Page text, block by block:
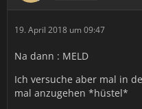
19. April 2018 um 09:47
Na dann : MELD
Ich versuche aber mal in
mal anzugehen *hüstel*